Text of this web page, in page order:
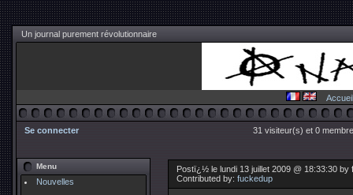
Un journal purement révolutionnaire
Accueil
Se connecter 31 visiteur(s) et 0
Menu
Nouvelles
Postï¿½ le lundi 13 juillet 2009 @ 18:33:30 by
Contributed by: fuckedup